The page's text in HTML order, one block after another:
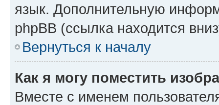
язык. Дополнительную
phpBB (ссылка находится
Вернуться к началу
Как я могу поместить
Вместе с именем